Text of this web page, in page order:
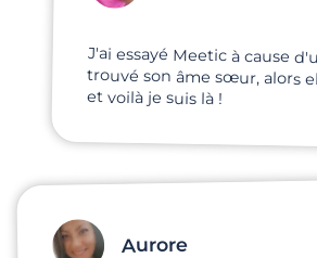
J'ai essayé Meetic à cause
trouvé son âme sœur, alors
et voilà je suis là !
Aurore